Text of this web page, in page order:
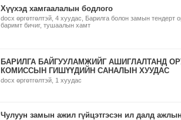
Хүүхэд хамгаалалын бодлого
docx өргөтгөлтэй, 4 хуудас, Барилга болон замын тендерт
баримт бичиг, тушаалын хамт
БАРИЛГА БАЙГУУЛАМЖИЙГ АШИГЛАЛТАНД
КОМИССЫН ГИШҮҮДИЙН САНАЛЫН ХУУДАС
docx өргөтгөлтэй, 1 хуудас
Чулуун замын ажил гүйцэтгэсэн ил далд